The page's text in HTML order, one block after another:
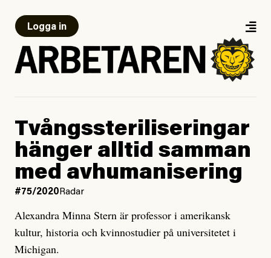
Logga in
Tvångssteriliseringar
hänger alltid samman
med avhumanisering
#75/2020Radar
Alexandra Minna Stern är professor i amerikansk
kultur, historia och kvinnostudier på universitetet i
Michigan.